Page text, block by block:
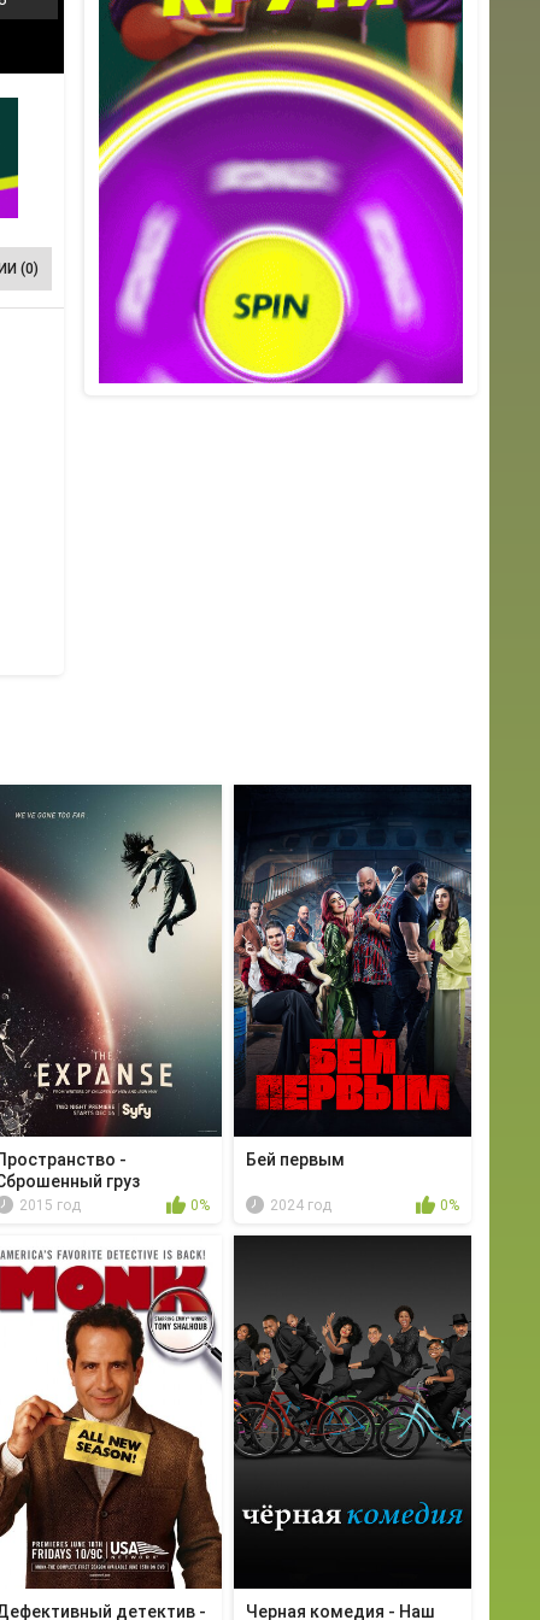
(0)
-
груз
2015 год 0%
Бей первым
2024 год 0%
детектив - Черная комедия - Наш